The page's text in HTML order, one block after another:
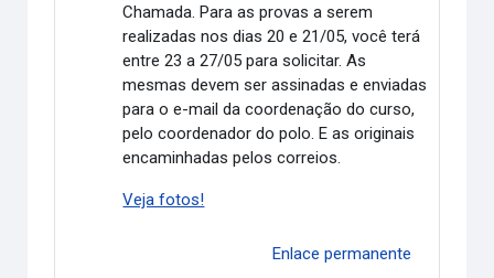
Chamada. Para as provas a serem
realizadas nos dias 20 e 21/05, você terá
entre 23 a 27/05 para solicitar. As
mesmas devem ser assinadas e enviadas
para o e-mail da coordenação do curso,
pelo coordenador do polo. E as originais
encaminhadas pelos correios.
Veja fotos!
Enlace permanente